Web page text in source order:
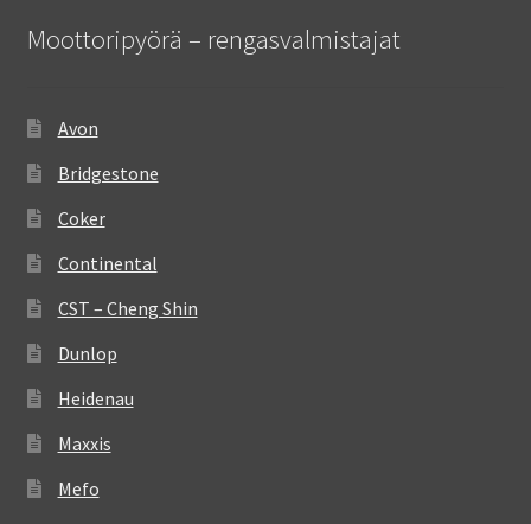
Moottoripyörä – rengasvalmistajat
Avon
Bridgestone
Coker
Continental
CST – Cheng Shin
Dunlop
Heidenau
Maxxis
Mefo